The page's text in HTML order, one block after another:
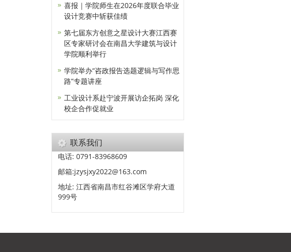
喜报｜学院师生在2026年度联合毕业
设计竞赛中斩获佳绩
第七届东方创意之星设计大赛江西赛
区专家研讨会在南昌大学建筑与设计
学院顺利举行
学院举办“咨政报告选题逻辑与写作思
路”专题讲座
工业设计系赴宁波开展访企拓岗 深化
校企合作促就业
联系我们
电话: 0791-83968609
邮箱:jzysjxy2022@163.com
地址: 江西省南昌市红谷滩区学府大道
999号